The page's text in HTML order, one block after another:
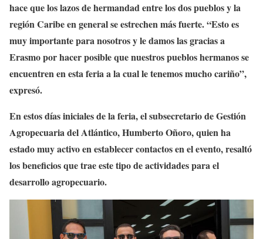
hace que los lazos de hermandad entre los dos pueblos y la
región Caribe en general se estrechen más fuerte. “Esto es
muy importante para nosotros y le damos las gracias a
Erasmo por hacer posible que nuestros pueblos hermanos se
encuentren en esta feria a la cual le tenemos mucho cariño”,
expresó.
En estos días iniciales de la feria, el subsecretario de Gestión
Agropecuaria del Atlántico, Humberto Oñoro, quien ha
estado muy activo en establecer contactos en el evento, resaltó
los beneficios que trae este tipo de actividades para el
desarrollo agropecuario.